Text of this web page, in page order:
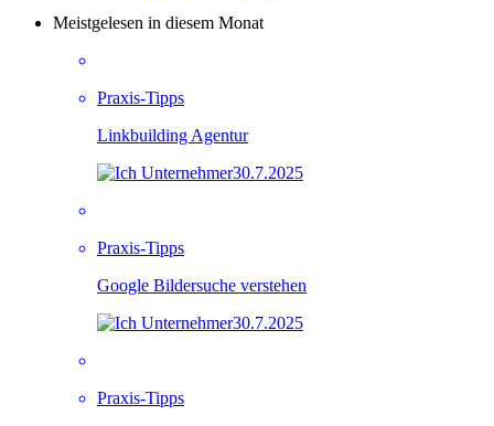
Meistgelesen in diesem Monat
Praxis-Tipps
Linkbuilding Agentur
30.7.2025
Praxis-Tipps
Google Bildersuche verstehen
30.7.2025
Praxis-Tipps